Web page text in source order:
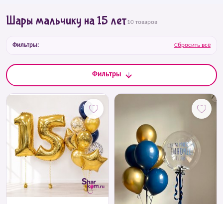
Шары мальчику на 15 лет10 товаров
Фильтры: Сбросить всё
Фильтры